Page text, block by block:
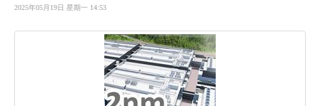
2025年05月19日 星期一 14:53